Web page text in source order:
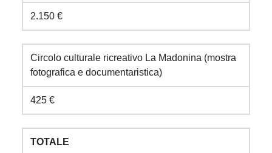
2.150 €
Circolo culturale ricreativo La Madonina (mostra
fotografica e documentaristica)
425 €
TOTALE